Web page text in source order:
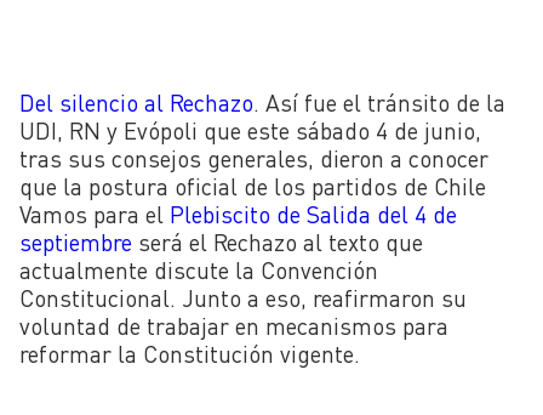
Del silencio al Rechazo . Así fue el tránsito de la
UDI, RN y Evópoli que este sábado 4 de junio,
tras sus consejos generales, dieron a conocer
que la postura oficial de los partidos de Chile
Vamos para el Plebiscito de Salida del 4 de
septiembre será el Rechazo al texto que
actualmente discute la Convención
Constitucional. Junto a eso, reafirmaron su
voluntad de trabajar en mecanismos para
reformar la Constitución vigente.